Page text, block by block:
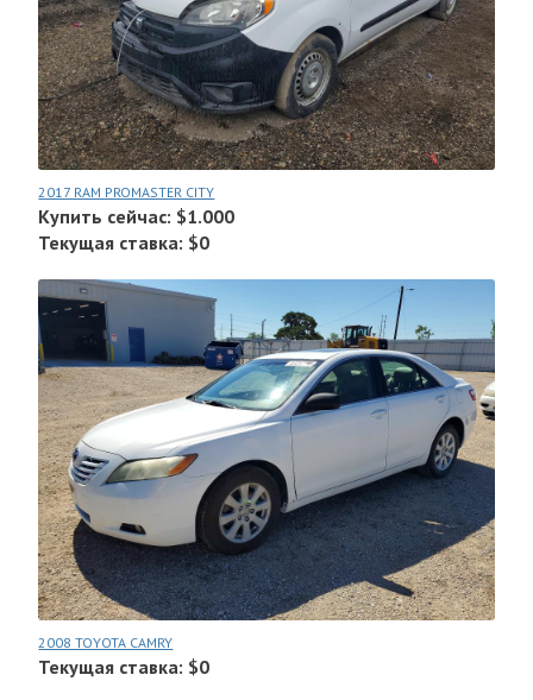
2017 RAM PROMASTER CITY
Купить сейчас: $1.000
Текущая ставка: $0
2008 TOYOTA CAMRY
Текущая ставка: $0